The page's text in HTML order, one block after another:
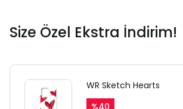
Size Özel Ekstra İndirim!
WR Sketch Hearts
%40